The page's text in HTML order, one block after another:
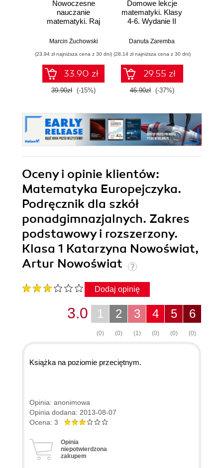
Nowoczesne
nauczanie
matematyki. Raj
kalkulatora?
Marcin Żuchowski
(23,94 zł najniższa cena z 30 dni)
33.90 zł
39.90zł (-15%)
Domowe lekcje
matematyki. Klasy
4-6. Wydanie II
Danuta Zaremba
(28,14 zł najniższa cena z 30 dni)
29.55 zł
46.90zł (-37%)
Oceny i opinie klientów:
Matematyka Europejczyka.
Podręcznik dla szkół
ponadgimnazjalnych. Zakres
podstawowy i rozszerzony.
Klasa 1 Katarzyna Nowoświat,
Artur Nowoświat
Dodaj opinię
6
(0)
5
(0)
4
(0)
3
(1)
2
(0)
1
(0)
3.0
Książka na poziomie przeciętnym.
Opinia: anonimowa
Opinia dodana: 2013-08-07
Ocena: 3
Opinia
niepotwierdzona
zakupem